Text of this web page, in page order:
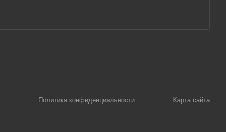
Политика конфиденциальности Карта сайта